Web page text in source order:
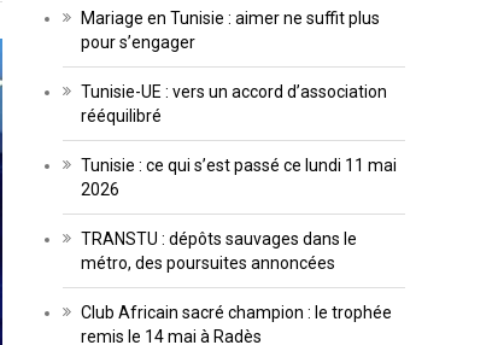
Mariage en Tunisie : aimer ne suffit plus
pour s’engager
Tunisie-UE : vers un accord d’association
rééquilibré
Tunisie : ce qui s’est passé ce lundi 11 mai
2026
TRANSTU : dépôts sauvages dans le
métro, des poursuites annoncées
Club Africain sacré champion : le trophée
remis le 14 mai à Radès